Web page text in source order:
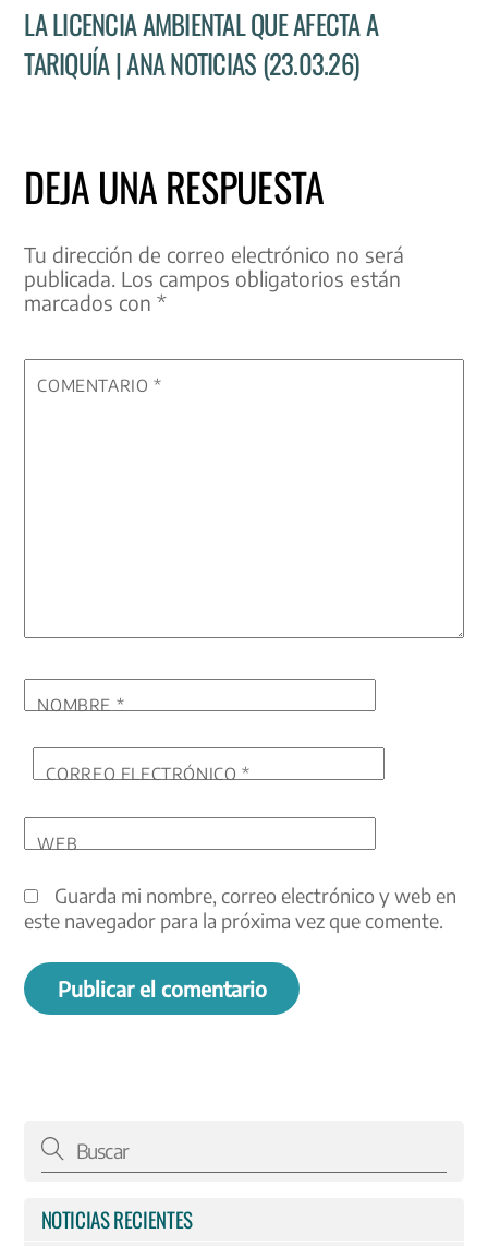
LA LICENCIA AMBIENTAL QUE AFECTA A
TARIQUÍA | ANA NOTICIAS (23.03.26)
DEJA UNA RESPUESTA
Tu dirección de correo electrónico no será
publicada. Los campos obligatorios están
marcados con*
COMENTARIO*
NOMBRE *
CORREO ELECTRÓNICO*
WEB
Guarda mi nombre, correo electrónico y web en
este navegador para la próxima vez que comente.
NOTICIAS RECIENTES